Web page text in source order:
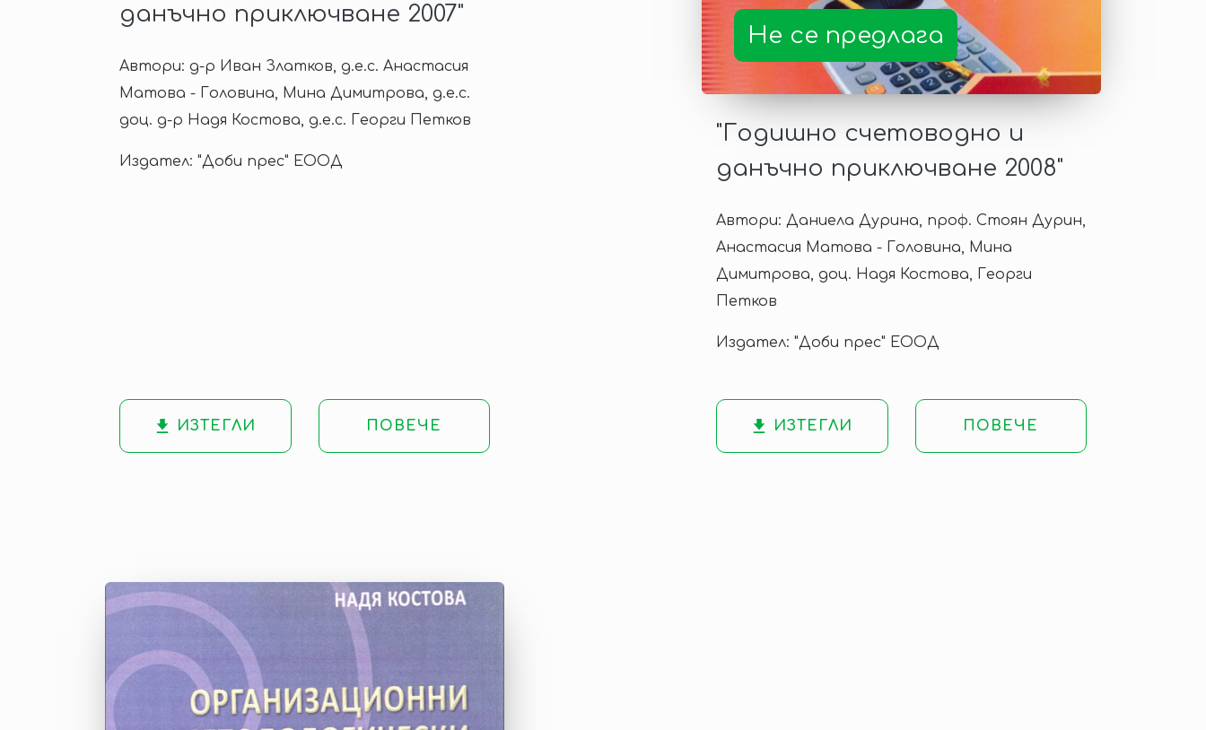
данъчно приключване 2007"
Автори: д-р Иван Златков, д.е.с. Анастасия
Матова - Головина, Мина Димитрова, д.е.с.
доц. д-р Надя Костова, д.е.с. Георги Петков
Издател: "Доби прес" ЕООД
ИЗТЕГЛИ ПОВЕЧЕ
Не се предлага
"Годишно счетоводно и
данъчно приключване 2008"
Автори: Даниела Дурина, проф. Стоян Дурин,
Анастасия Матова - Головина, Мина
Димитрова, доц. Надя Костова, Георги
Петков
Издател: "Доби прес" ЕООД
ИЗТЕГЛИ ПОВЕЧЕ